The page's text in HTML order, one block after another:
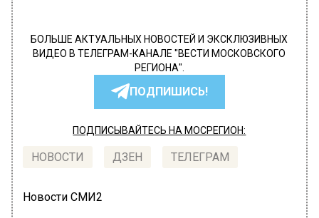
БОЛЬШЕ АКТУАЛЬНЫХ НОВОСТЕЙ И ЭКСКЛЮЗИВНЫХ
ВИДЕО В ТЕЛЕГРАМ-КАНАЛЕ "ВЕСТИ МОСКОВСКОГО
РЕГИОНА".
ПОДПИШИСЬ!
ПОДПИСЫВАЙТЕСЬ НА МОСРЕГИОН:
НОВОСТИ ДЗЕН ТЕЛЕГРАМ
Новости СМИ2